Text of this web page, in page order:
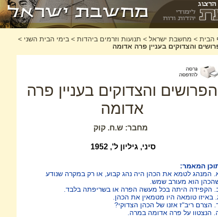
הבית > מחשבת ישראל > תנועות וזרמים ביהדות > בימי הבית השני >
והצדוקים בעניין פרה אדומה
הפרושים והצדוקים בעניין פרה
אדומה
מחבר: ש.ח. קוק
סיני, גיליון ל', 1952
המאמר:
המנהג לטמא את הכהן היה נהג קבוע, או רק במקרה שנודע
הוא מעורב שמש.
הקפידה היתה בכל מעשה הפרה או בשריפתה בלבד.
באיזו טומאה היו מטמאין את הכהן.
הצרם ריב"ז אזנו של הכהן הצדוקי?
הנצטוו על פרה אדומה במרה.